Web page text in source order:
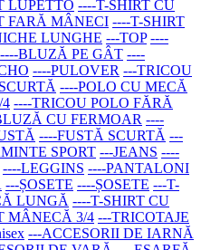
LUPETTO ----T-SHIRT CU
FARĂ MÂNECI ----T-SHIRT
LUNGHE ---TOP ----
----BLUZĂ PE GÂT ----
----PULOVER ---TRICOU
----POLO CU MECĂ
----TRICOU POLO FĂRĂ
CU FERMOAR ----
----FUSTĂ SCURTĂ ---
SPORT ---JEANS ----
----LEGGINS ----PANTALONI
---ȘOSETE ----ȘOSETE ---T-
LUNGĂ ----T-SHIRT CU
MÂNECĂ 3/4 ---TRICOTAJE
---ACCESORII DE IARNĂ